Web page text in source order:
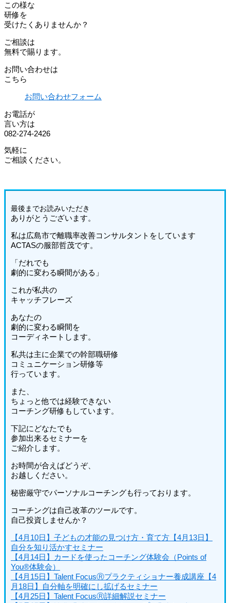
この様な
研修を
受けたくありませんか？
ご相談は
無料で賜ります。
お問い合わせは
こちら
お問い合わせフォーム
お電話が
言い方は
082-274-2426
気軽に
ご相談ください。
最後までお読みいただき
ありがとうございます。
私は広島市で離職率改善コンサルタントをしています
ACTASの服部哲茂です。
「だれでも
劇的に変わる瞬間がある」
これが私共の
キャッチフレーズ
あなたの
劇的に変わる瞬間を
コーディネートします。
私共は主に企業での幹部職研修
コミュニケーション研修等
行っています。
また、
ちょっと他では経験できない
コーチング研修もしています。
下記にどなたでも
参加出来るセミナーを
ご紹介します。
お時間が合えばどうぞ、
お越しください。
秘密厳守でパーソナルコーチングも行っております。
コーチングは自己改革のツールです。
自己投資しませんか？
【4月10日】子どもの才能の見つけ方・育て方 【4月13日】
自分を知り活かすセミナー
【4月14日】カードを使ったコーチング体験会（Points of
You®体験会）
【4月15日】Talent FocusⓇプラクティショナー養成講座 【4
月18日】自分軸を明確にし拡げるセミナー
【4月25日】Talent FocusⓇ詳細解説セミナー